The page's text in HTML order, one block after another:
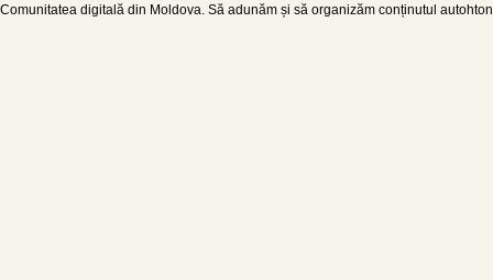
Comunitatea digitală din Moldova. Să adunăm și să organizăm conținutul